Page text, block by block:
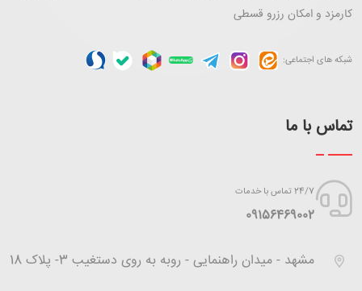
کارمزد و امکان رزرو قسطی
شبکه های اجتماعی:
تماس با ما
24/7 تماس با خدمات
‪09156469002
مشهد - میدان راهنمایی - روبه به روی دستغیب 3- پلاک 18